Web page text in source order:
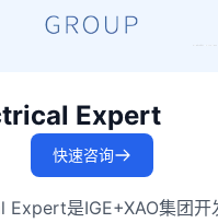
Expert
快速咨询
Expert是IGE+XAO集团开